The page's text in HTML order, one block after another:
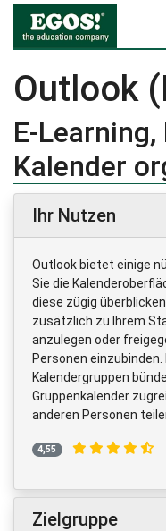
Outlook
E-
Kalender
Ihr Nutzen
Outlook bietet einige
Sie die
diese zügig
zusätzlich zu Ihrem
anzulegen oder
Personen
Kalendergruppen
Gruppenkalender
anderen Personen
4,55
Zielgruppe